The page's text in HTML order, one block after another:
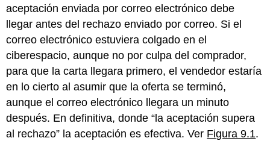
aceptación enviada por correo electrónico debe
llegar antes del rechazo enviado por correo. Si el
correo electrónico estuviera colgado en el
ciberespacio, aunque no por culpa del comprador,
para que la carta llegara primero, el vendedor estaría
en lo cierto al asumir que la oferta se terminó,
aunque el correo electrónico llegara un minuto
después. En definitiva, donde “la aceptación supera
al rechazo” la aceptación es efectiva. Ver Figura 9.1.